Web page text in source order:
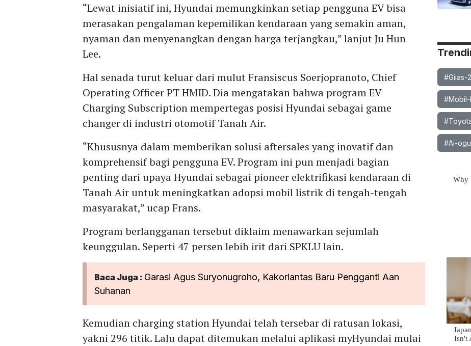
“Lewat inisiatif ini, Hyundai memungkinkan setiap pengguna EV bisa
merasakan pengalaman kepemilikan kendaraan yang semakin aman,
nyaman dan menyenangkan dengan harga terjangkau,” lanjut Ju Hun
Lee.
Hal senada turut keluar dari mulut Fransiscus Soerjopranoto, Chief
Operating Officer PT HMID. Dia mengatakan bahwa program EV
Charging Subscription mempertegas posisi Hyundai sebagai game
changer di industri otomotif Tanah Air.
“Khususnya dalam memberikan solusi aftersales yang inovatif dan
komprehensif bagi pengguna EV. Program ini pun menjadi bagian
penting dari upaya Hyundai sebagai pioneer elektrifikasi kendaraan di
Tanah Air untuk meningkatkan adopsi mobil listrik di tengah-tengah
masyarakat,” ucap Frans.
Program berlangganan tersebut diklaim menawarkan sejumlah
keunggulan. Seperti 47 persen lebih irit dari SPKLU lain.
Baca Juga : Garasi Agus Suryonugroho, Kakorlantas Baru Pengganti Aan
Suhanan
Kemudian charging station Hyundai telah tersebar di ratusan lokasi,
yakni 296 titik. Lalu dapat ditemukan melalui aplikasi myHyundai mulai
#Giias-
#Mobil-
#Ai-